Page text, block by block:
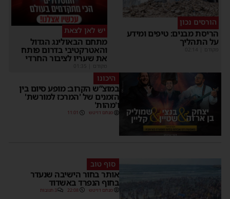
הורסים נכון
הריסת מבנים: טיפים ומידע
על התהליך
יש לאן לצאת
מתחם הבאולינג הגדול
והאטרקטיבי בדרום פותח
את שעריו לציבור החרדי
היכונו
במוצ”ש הקרוב: מופע סיום בין
הזמנים של 'המרכז למורשת'
ו'מהות'
מנחם דויטש 11:01
סוף טוב
אותר בחור הישיבה שנעדר
בחוף הנפרד באשדוד
מנחם דויטש 22:08 3 תגובות